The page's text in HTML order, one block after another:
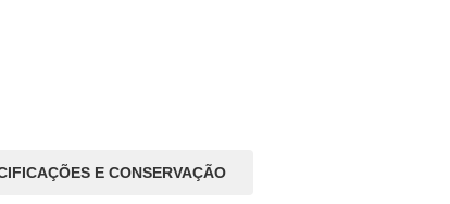
E CONSERVAÇÃO